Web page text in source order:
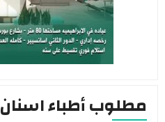
مطلوب أطباء اسنان